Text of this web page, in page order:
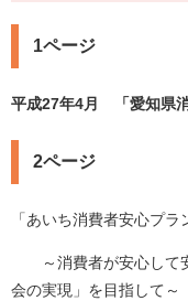
1ページ
平成27年4月 「愛知県
2ページ
「あいち消費者安心プ
～消費者が安心して安
会の実現」を目指して～